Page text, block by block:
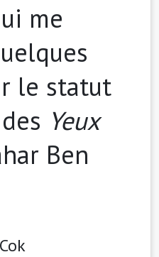
me
le statut
Yeux
Ben